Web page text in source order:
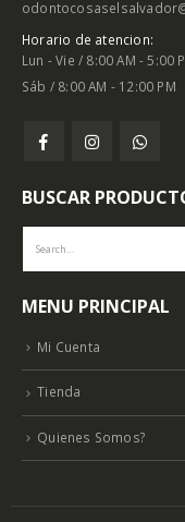
Horario de atencion:
Lun - Vie / 8:00 AM - 5:00
Sáb / 8:00 AM - 12:00 PM
BUSCAR
MENU PRINCIPAL
Mi Cuenta
Tienda
Quienes Somos?